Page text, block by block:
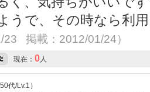
うで、その時なら利
23 掲載：2012/01/24）
現在： 0人
代/Lv.1）